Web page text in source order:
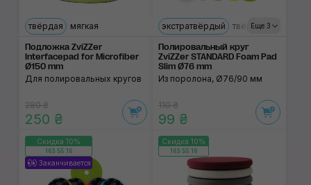
твёрдая мягкая
Подложка ZviZZer
Interfacepad for Microfiber
Ø150 mm
Для полировальных кругов
280 ₴
250 ₴
Еще 3
экстратвёрдый твёрдый мягкий
Полировальный круг
ZviZZer STANDARD Foam Pad
Slim Ø76 mm
Из поролона, Ø76/90 мм
110 ₴
99 ₴
Скидка 10%
163:55:15
Заканчивается
Скидка 10%
163:55:15